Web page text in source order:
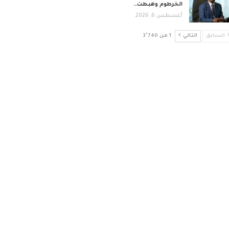
الخرطوم وهبطت…
أغسطس 6, 2026
السابق التالي 1 من 3٬740